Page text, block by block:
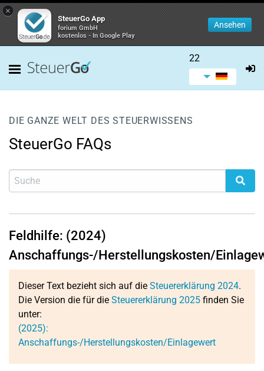
×
SteuerGo App
forium GmbH
kostenlos - In Google Play
Ansehen
22
DIE GANZE WELT DES STEUERWISSENS
SteuerGo FAQs
Feldhilfe: (2024)
Anschaffungs-/Herstellungskosten/
Dieser Text bezieht sich auf die Steuererklärung 2024.
Die Version die für die Steuererklärung 2025 finden Sie
unter:
(2025):
Anschaffungs-/Herstellungskosten/Einlagewert